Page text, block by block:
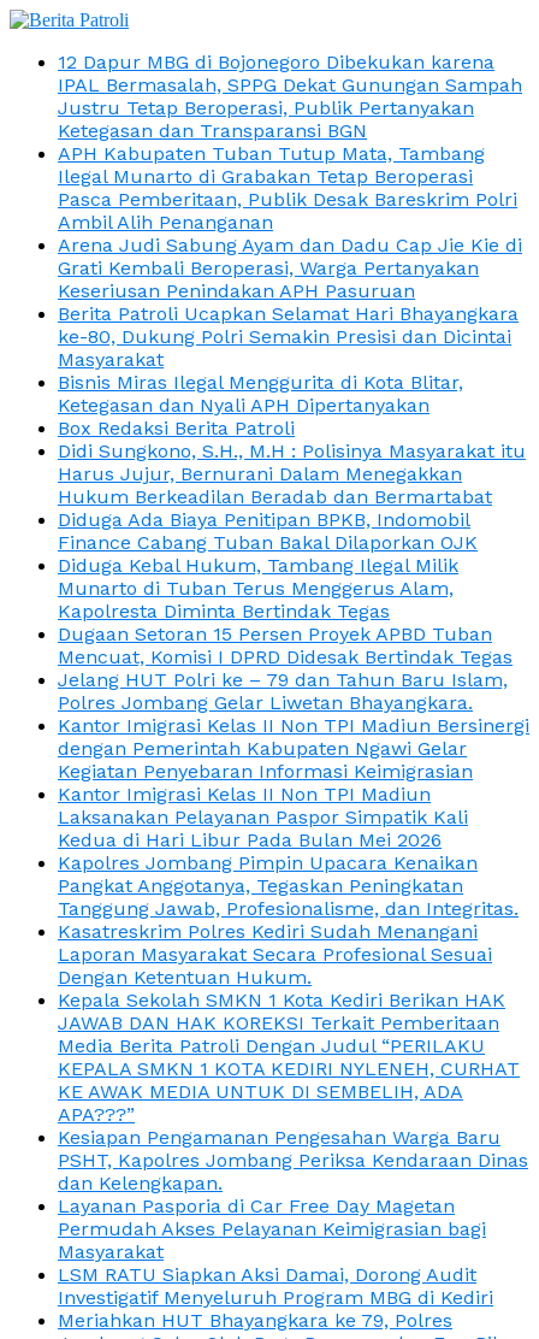
12 Dapur MBG di Bojonegoro Dibekukan karena
IPAL Bermasalah, SPPG Dekat Gunungan Sampah
Justru Tetap Beroperasi, Publik Pertanyakan
Ketegasan dan Transparansi BGN
APH Kabupaten Tuban Tutup Mata, Tambang
Ilegal Munarto di Grabakan Tetap Beroperasi
Pasca Pemberitaan, Publik Desak Bareskrim Polri
Ambil Alih Penanganan
Arena Judi Sabung Ayam dan Dadu Cap Jie Kie di
Grati Kembali Beroperasi, Warga Pertanyakan
Keseriusan Penindakan APH Pasuruan
Berita Patroli Ucapkan Selamat Hari Bhayangkara
ke-80, Dukung Polri Semakin Presisi dan Dicintai
Masyarakat
Bisnis Miras Ilegal Menggurita di Kota Blitar,
Ketegasan dan Nyali APH Dipertanyakan
Box Redaksi Berita Patroli
Didi Sungkono, S.H., M.H : Polisinya Masyarakat itu
Harus Jujur, Bernurani Dalam Menegakkan
Hukum Berkeadilan Beradab dan Bermartabat
Diduga Ada Biaya Penitipan BPKB, Indomobil
Finance Cabang Tuban Bakal Dilaporkan OJK
Diduga Kebal Hukum, Tambang Ilegal Milik
Munarto di Tuban Terus Menggerus Alam,
Kapolresta Diminta Bertindak Tegas
Dugaan Setoran 15 Persen Proyek APBD Tuban
Mencuat, Komisi I DPRD Didesak Bertindak Tegas
Jelang HUT Polri ke – 79 dan Tahun Baru Islam,
Polres Jombang Gelar Liwetan Bhayangkara.
Kantor Imigrasi Kelas II Non TPI Madiun Bersinergi
dengan Pemerintah Kabupaten Ngawi Gelar
Kegiatan Penyebaran Informasi Keimigrasian
Kantor Imigrasi Kelas II Non TPI Madiun
Laksanakan Pelayanan Paspor Simpatik Kali
Kedua di Hari Libur Pada Bulan Mei 2026
Kapolres Jombang Pimpin Upacara Kenaikan
Pangkat Anggotanya, Tegaskan Peningkatan
Tanggung Jawab, Profesionalisme, dan Integritas.
Kasatreskrim Polres Kediri Sudah Menangani
Laporan Masyarakat Secara Profesional Sesuai
Dengan Ketentuan Hukum.
Kepala Sekolah SMKN 1 Kota Kediri Berikan HAK
JAWAB DAN HAK KOREKSI Terkait Pemberitaan
Media Berita Patroli Dengan Judul “PERILAKU
KEPALA SMKN 1 KOTA KEDIRI NYLENEH, CURHAT
KE AWAK MEDIA UNTUK DI SEMBELIH, ADA
APA???”
Kesiapan Pengamanan Pengesahan Warga Baru
PSHT, Kapolres Jombang Periksa Kendaraan Dinas
dan Kelengkapan.
Layanan Pasporia di Car Free Day Magetan
Permudah Akses Pelayanan Keimigrasian bagi
Masyarakat
LSM RATU Siapkan Aksi Damai, Dorong Audit
Investigatif Menyeluruh Program MBG di Kediri
Meriahkan HUT Bhayangkara ke 79, Polres